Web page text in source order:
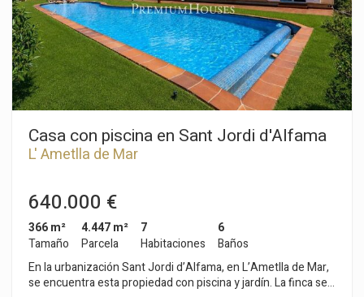
Casa con piscina en Sant Jordi d'Alfama
L' Ametlla de Mar
640.000 €
366 m²
Tamaño
4.447 m²
Parcela
7
Habitaciones
6
Baños
En la urbanización Sant Jordi d’Alfama, en L’Ametlla de Mar,
se encuentra esta propiedad con piscina y jardín. La finca se